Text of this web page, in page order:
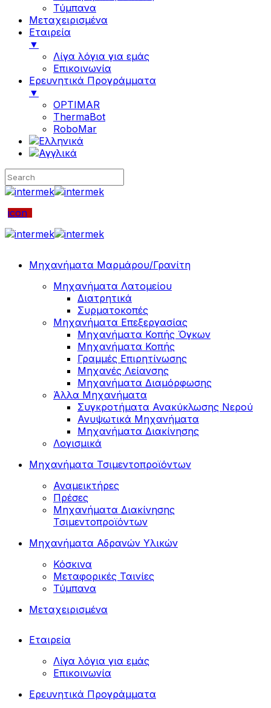
Τύμπανα
Μεταχειρισμένα
Εταιρεία
▼
Λίγα λόγια για εμάς
Επικοινωνία
Ερευνητικά Προγράμματα
▼
OPTIMAR
ThermaBot
RoboMar
icon
Μηχανήματα Μαρμάρου/Γρανίτη
Μηχανήματα Λατομείου
Διατρητικά
Συρματοκοπές
Μηχανήματα Επεξεργασίας
Μηχανήματα Κοπής Όγκων
Μηχανήματα Κοπής
Γραμμές Επιρητίνωσης
Μηχανές Λείανσης
Μηχανήματα Διαμόρφωσης
Άλλα Μηχανήματα
Συγκροτήματα Ανακύκλωσης Νερού
Ανυψωτικά Μηχανήματα
Μηχανήματα Διακίνησης
Λογισμικά
Μηχανήματα Τσιμεντοπροϊόντων
Αναμεικτήρες
Πρέσες
Μηχανήματα Διακίνησης
Τσιμεντοπροϊόντων
Μηχανήματα Αδρανών Υλικών
Κόσκινα
Μεταφορικές Ταινίες
Τύμπανα
Μεταχειρισμένα
Εταιρεία
Λίγα λόγια για εμάς
Επικοινωνία
Ερευνητικά Προγράμματα